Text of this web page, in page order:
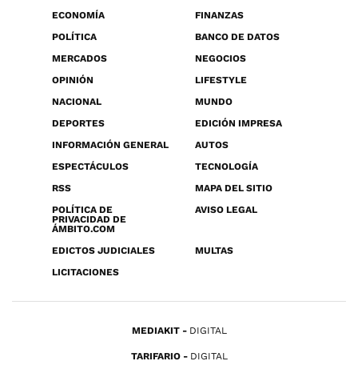
ECONOMÍA
FINANZAS
POLÍTICA
BANCO DE DATOS
MERCADOS
NEGOCIOS
OPINIÓN
LIFESTYLE
NACIONAL
MUNDO
DEPORTES
EDICIÓN IMPRESA
INFORMACIÓN GENERAL
AUTOS
ESPECTÁCULOS
TECNOLOGÍA
RSS
MAPA DEL SITIO
POLÍTICA DE
PRIVACIDAD DE
ÁMBITO.COM
AVISO LEGAL
EDICTOS JUDICIALES
MULTAS
LICITACIONES
MEDIAKIT DIGITAL
TARIFARIO DIGITAL